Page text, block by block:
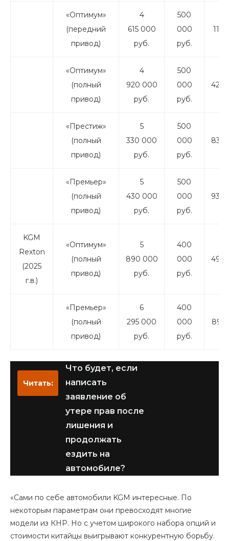
«Оптимум»
(передний
привод)
4
615 000
руб.
500
000
руб.
115
«Оптимум»
(полный
привод)
4
920 000
руб.
500
000
руб.
420
«Престиж»
(полный
привод)
5
330 000
руб.
500
000
руб.
830
«Премьер»
(полный
привод)
5
430 000
руб.
500
000
руб.
930
KGM
Rexton
(2025
г.в.)
«Оптимум»
(полный
привод)
5
890 000
руб.
400
000
руб.
490
«Премьер»
(полный
привод)
6
295 000
руб.
400
000
руб.
895
Читать:
Что будет, если
написать
заявление об
утере прав после
лишения и
продолжать
ездить на
автомобиле?
«Сами по себе автомобили KGM интересные. По
некоторым параметрам они превосходят многие
модели из КНР. Но с учетом широкого набора опций и
стоимости китайцы выигрывают конкурентную борьбу.